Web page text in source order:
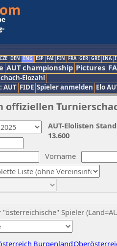
CZE DEN ENG ESP FAI FIN FRA GER GRE INA
AUT championship Pictures
Elozahl
AUT FIDE Spieler anmelden Elo
Vorname
"österreichische" Spieler
Burgenland
AUT-Elolisten
13.600